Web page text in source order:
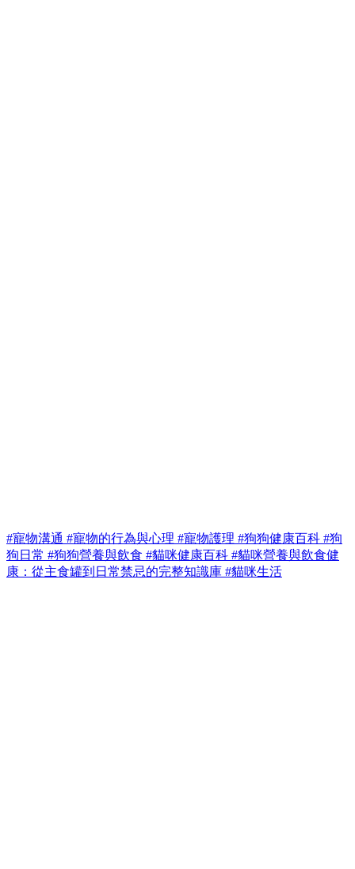
#寵物溝通 #寵物的行為與心理 #寵物護理 #狗狗健康百科 #狗
狗日常 #狗狗營養與飲食 #貓咪健康百科 #貓咪營養與飲食健
康：從主食罐到日常禁忌的完整知識庫 #貓咪生活